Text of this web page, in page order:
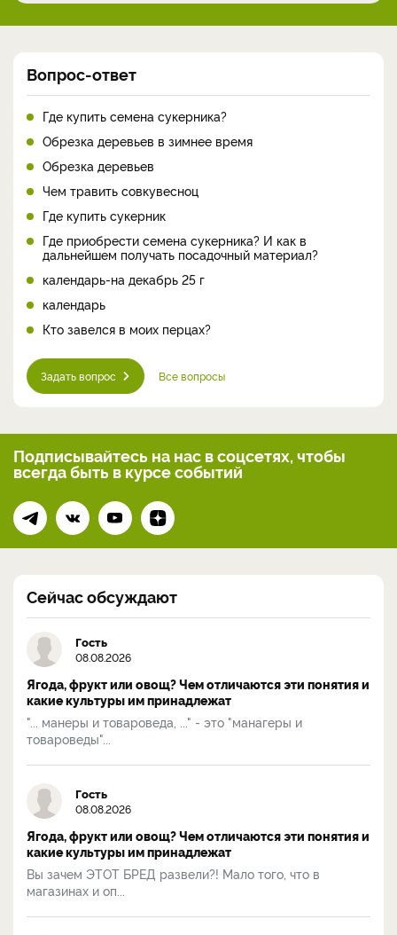
Вопрос-ответ
Где купить семена сукерника?
Обрезка деревьев в зимнее время
Обрезка деревьев
Чем травить совкувесноц
Где купить сукерник
Где приобрести семена сукерника? И как в
дальнейшем получать посадочный материал?
календарь-на декабрь 25 г
календарь
Кто завелся в моих перцах?
Задать вопрос Все вопросы
Подписывайтесь на нас в соцсетях, чтобы
всегдабыть в курсе событий
Сейчас обсуждают
Гость
08.08.2026
Ягода, фрукт или овощ? Чем отличаются эти понятия и
какие культуры им принадлежат
"... манеры и товароведа, ..." - это "манагеры и
товароведы"...
Гость
08.08.2026
Ягода, фрукт или овощ? Чем отличаются эти понятия и
какие культуры им принадлежат
Вы зачем ЭТОТ БРЕД развели?! Мало того, что в
магазинах и оп...